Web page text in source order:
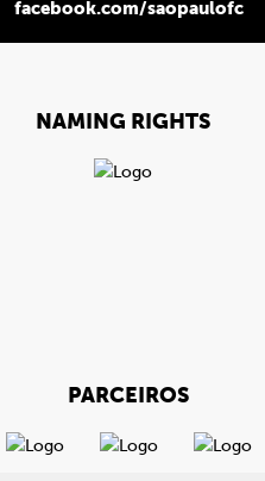
facebook.com/saopaulofc
NAMING RIGHTS
PARCEIROS